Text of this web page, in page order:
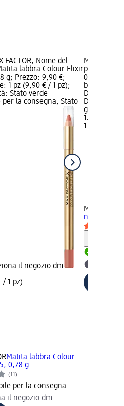
FACTOR; Nome del
labbra Colour Elixir
g; Prezzo: 9,90 €;
1 pz (9,90 € / 1 pz);
Stato verde
per la consegna, Stato
il negozio dm
/ 1 pz)
Matita labbra Colour
0,78 g
(11)
per la consegna
il negozio dm
Marca:
prodotto:
050, 4 g;
base: 1 pz
Disponibile
grigio
12,90 €
1 pz (12,90
MAX
n. 050, 4 g